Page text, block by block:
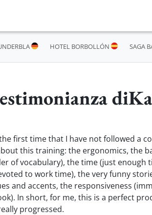
HOTEL BORBOLLÓN SAGA
first time that I have not followed a
this training: the ergonomics, the
of vocabulary), the time (just
to work time), the very funny
and accents, the responsiveness
In short, for me, this is a perfect
progressed.